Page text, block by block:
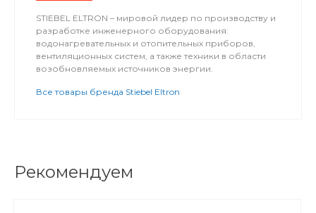
STIEBEL ELTRON – мировой лидер по производству и
разработке инженерного оборудования:
водонагревательных и отопительных приборов,
вентиляционных систем, а также техники в области
возобновляемых источников энергии.
Все товары бренда Stiebel Eltron
Рекомендуем